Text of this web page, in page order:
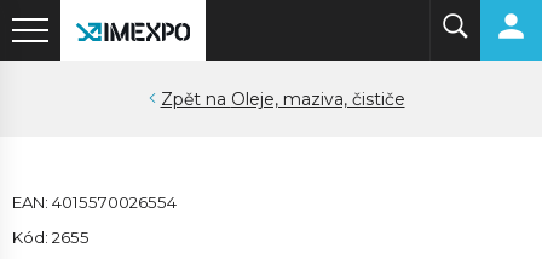
Oleje, maziva, čističe
EAN: 4015570026554
Kód: 2655